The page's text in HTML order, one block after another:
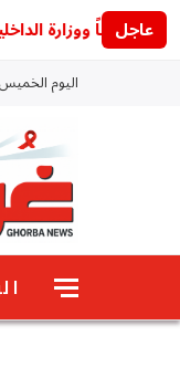
عاجل
اليوم الخميس,